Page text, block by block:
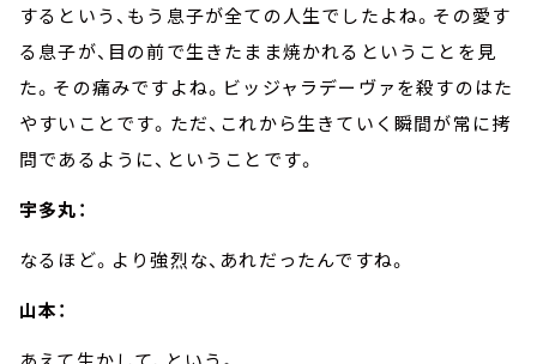
するという、もう息子が全ての人生でしたよね。その愛す
る息子が、目の前で生きたまま焼かれるということを見
た。その痛みですよね。ビッジャラデーヴァを殺すのはた
やすいことです。ただ、これから生きていく瞬間が常に拷
問であるように、ということです。
宇多丸：
なるほど。より強烈な、あれだったんですね。
山本：